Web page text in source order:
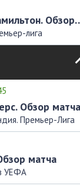
Данди
лига
Обзор матча
Премьер-Лига
матча
УЕФА